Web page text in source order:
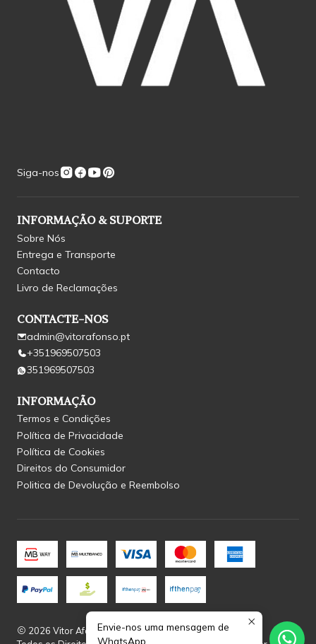
Siga-nos
INFORMAÇÃO & SUPORTE
Sobre Nós
Entrega e Transporte
Contacto
Livro de Reclamações
CONTACTE-NOS
admin@vitorafonso.pt
+351969507503
351969507503
INFORMAÇÃO
Termos e Condições
Política de Privacidade
Política de Cookies
Direitos do Consumidor
Politica de Devolução e Reembolso
2026 Vitor Afonso.Envie-nos uma mensagem de
WhatsApp